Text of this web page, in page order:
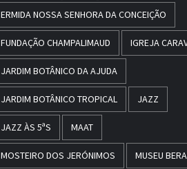
ERMIDA NOSSA SENHORA DA CONCEIÇÃO
FUNDAÇÃO CHAMPALIMAUD IGREJA
JARDIM BOTÂNICO DA AJUDA
JARDIM BOTÂNICO TROPICAL JAZZ
JAZZ ÀS 5ªS MAAT
MOSTEIRO DOS JERÓNIMOS MUSEU